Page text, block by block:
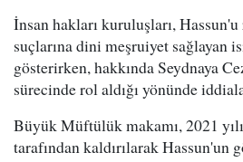
İnsan hakları kuruluşları,
suçlarına dini meşruiyet sağlayan
gösterirken, hakkında Seydnaya
sürecinde rol aldığı yönünde
Büyük Müftülük makamı, 2021
tarafından kaldırılarak Hassun'un